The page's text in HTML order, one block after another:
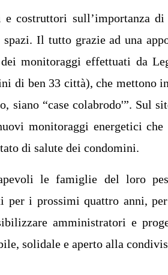
costruttori sull’importanza
Il tutto grazie ad una
monitoraggi effettuati da
di ben 33 città), che mettono
siano “case colabrodo'”. Sul
monitoraggi energetici che
di salute dei condomini.
le famiglie del loro
per i prossimi quattro anni,
amministratori e
solidale e aperto alla